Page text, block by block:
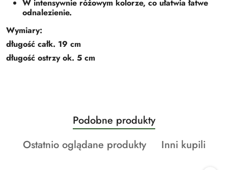
W intensywnie różowym kolorze, co ułatwia łatwe
odnalezienie.
Wymiary:
długość całk. 19 cm
długość ostrzy ok. 5 cm
Pomiń karuzelę produktów
Produkty
o
statusie:
Podobne produkty
Produkty
Ostatnio oglądane produkty
Produkty
Inni kupili